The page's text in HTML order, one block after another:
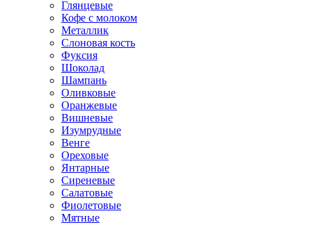
Глянцевые
Кофе с молоком
Металлик
Слоновая кость
Фуксия
Шоколад
Шампань
Оливковые
Оранжевые
Вишневые
Изумрудные
Венге
Ореховые
Янтарные
Сиреневые
Салатовые
Фиолетовые
Мятные